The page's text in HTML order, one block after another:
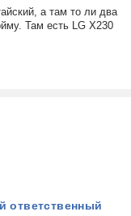
а там то ли два
Там есть LG X230
ответственный